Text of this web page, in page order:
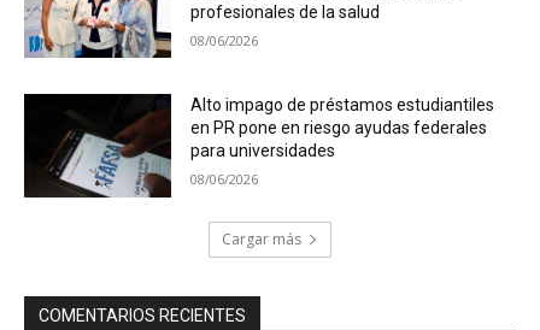
profesionales de la salud
08/06/2026
Alto impago de préstamos estudiantiles
en PR pone en riesgo ayudas federales
para universidades
08/06/2026
Cargar más
COMENTARIOS RECIENTES